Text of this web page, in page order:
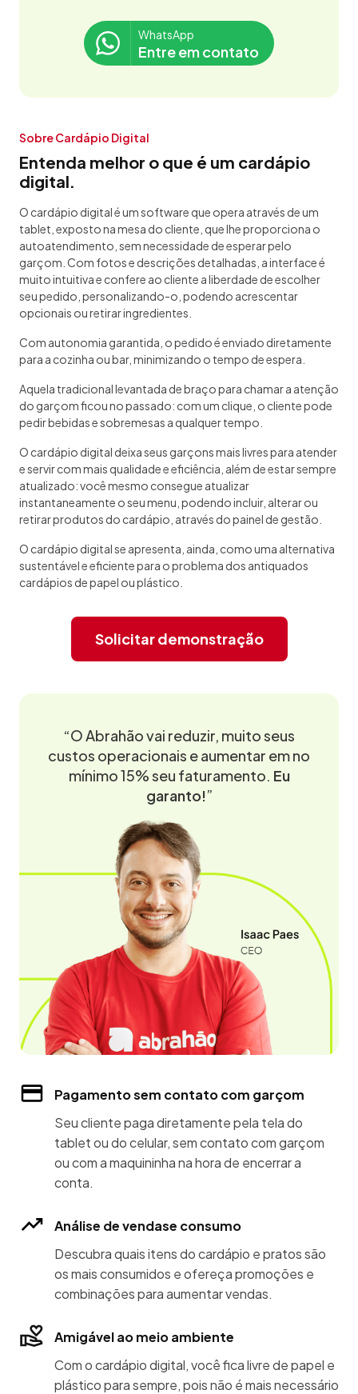
WhatsApp
Entre em contato
Sobre Cardápio Digital
Entenda melhor o que é um cardápio
digital.
O cardápio digital é um software que opera através de um
tablet, exposto na mesa do cliente, que lhe proporciona o
autoatendimento, sem necessidade de esperar pelo
garçom. Com fotos e descrições detalhadas, a interface é
muito intuitiva e confere ao cliente a liberdade de escolher
seu pedido, personalizando-o, podendo acrescentar
opcionais ou retirar ingredientes.
Com autonomia garantida, o pedido é enviado diretamente
para a cozinha ou bar, minimizando o tempo de espera.
Aquela tradicional levantada de braço para chamar a atenção
do garçom ficou no passado: com um clique, o cliente pode
pedir bebidas e sobremesas a qualquer tempo.
O cardápio digital deixa seus garçons mais livres para atender
e servir com mais qualidade e eficiência, além de estar sempre
atualizado: você mesmo consegue atualizar
instantaneamente o seu menu, podendo incluir, alterar ou
retirar produtos do cardápio, através do painel de gestão.
O cardápio digital se apresenta, ainda, como uma alternativa
sustentável e eficiente para o problema dos antiquados
cardápios de papel ou plástico.
Solicitar demonstração
“O Abrahão vai reduzir, muito seus
custos operacionais e aumentar em no
mínimo 15% seu faturamento. Eu
garanto!”
Pagamento sem contato com garçom
Seu cliente paga diretamente pela tela do
tablet ou do celular, sem contato com garçom
ou com a maquininha na hora de encerrar a
conta.
Análise de vendase consumo
Descubra quais itens do cardápio e pratos são
os mais consumidos e ofereça promoções e
combinações para aumentar vendas.
Amigável ao meio ambiente
Com o cardápio digital, você fica livre de papel e
plástico para sempre, pois não é mais necessário